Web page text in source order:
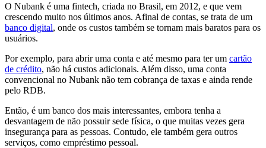
O Nubank é uma fintech, criada no Brasil, em 2012, e que vem
crescendo muito nos últimos anos. Afinal de contas, se trata de um
banco digital, onde os custos também se tornam mais baratos para os
usuários.
Por exemplo, para abrir uma conta e até mesmo para ter um cartão
de crédito, não há custos adicionais. Além disso, uma conta
convencional no Nubank não tem cobrança de taxas e ainda rende
pelo RDB.
Então, é um banco dos mais interessantes, embora tenha a
desvantagem de não possuir sede física, o que muitas vezes gera
insegurança para as pessoas. Contudo, ele também gera outros
serviços, como empréstimo pessoal.